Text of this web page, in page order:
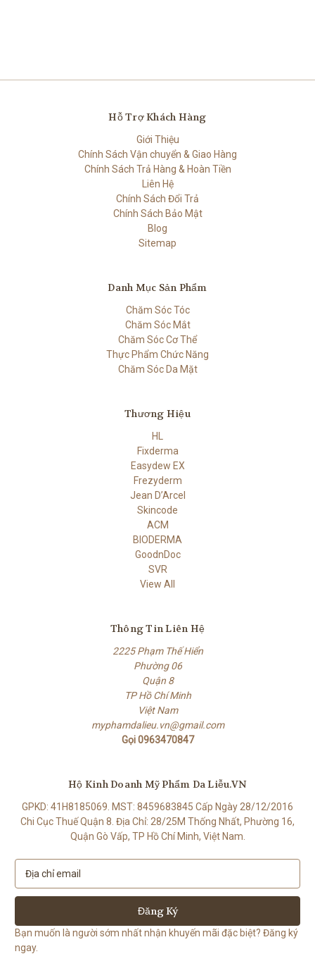
Hỗ Trợ Khách Hàng
Giới Thiệu
Chính Sách Vận chuyển & Giao Hàng
Chính Sách Trả Hàng & Hoàn Tiền
Liên Hệ
Chính Sách Đổi Trả
Chính Sách Bảo Mật
Blog
Sitemap
Danh Mục Sản Phẩm
Chăm Sóc Tóc
Chăm Sóc Mắt
Chăm Sóc Cơ Thể
Thực Phẩm Chức Năng
Chăm Sóc Da Mặt
Thương Hiệu
HL
Fixderma
Easydew EX
Frezyderm
Jean D’Arcel
Skincode
ACM
BIODERMA
GoodnDoc
SVR
View All
Thông Tin Liên Hệ
2225 Phạm Thế Hiển
Phường 06
Quận 8
TP Hồ Chí Minh
Việt Nam
myphamdalieu.vn@gmail.com
Gọi 0963470847
Hộ Kinh Doanh Mỹ Phẩm Da Liễu.VN
GPKD: 41H8185069. MST: 8459683845 Cấp Ngày 28/12/2016
Chi Cục Thuế Quận 8. Địa Chỉ: 28/25M Thống Nhất, Phường 16,
Quận Gò Vấp, TP Hồ Chí Minh, Việt Nam.
a
l
A
d
Bạn muốn là người sớm nhất nhận khuyến mãi đặc biệt? Đăng ký
ngay.